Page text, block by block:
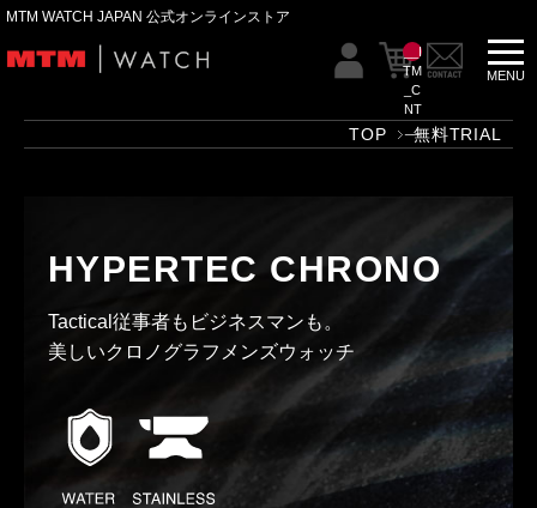
MTM WATCH JAPAN 公式オンラインストア
__I
TM
_C
NT
__
TOP 無料TRIAL
HYPERTEC CHRONO
Tactical従事者もビジネスマンも。
美しいクロノグラフメンズウォッチ